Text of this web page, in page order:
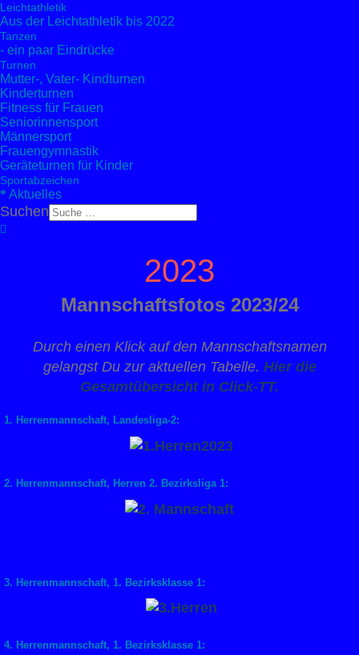
Leichtathletik
Aus der Leichtathletik bis 2022
Tanzen
- ein paar Eindrücke
Turnen
Mutter-, Vater- Kindturnen
Kinderturnen
Fitness für Frauen
Seniorinnensport
Männersport
Frauengymnastik
Geräteturnen für Kinder
Sportabzeichen
Aktuelles
Suchen
2023
Mannschaftsfotos 2023/24
Durch einen Klick auf den Mannschaftsnamen
gelangst Du zur aktuellen Tabelle. Hier die
Gesamtübersicht in Click-TT.
1. Herrenmannschaft, Landesliga-2:
2. Herrenmannschaft, Herren 2. Bezirksliga 1:
3. Herrenmannschaft, 1. Bezirksklasse 1:
4. Herrenmannschaft, 1. Bezirksklasse 1: